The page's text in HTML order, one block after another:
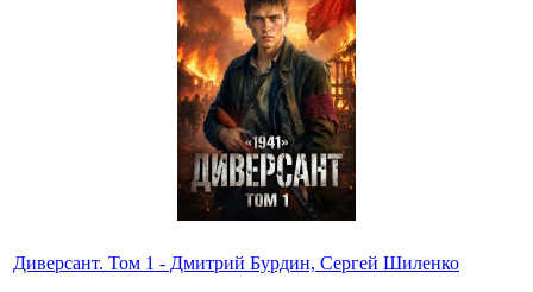
Диверсант. Том 1 - Дмитрий Бурдин, Сергей Шиленко